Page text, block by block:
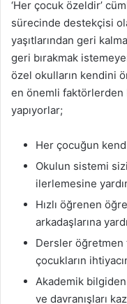
‘Her çocuk özeldir’
sürecinde destekçisi
yaşıtlarından geri
geri bırakmak
özel okulların kendini
en önemli faktörlerden
yapıyorlar;
Her çocuğun
Okulun sistemi
ilerlemesine
Hızlı öğrenen
arkadaşlarına
Dersler öğretmen
çocukların
Akademik
ve davranışları